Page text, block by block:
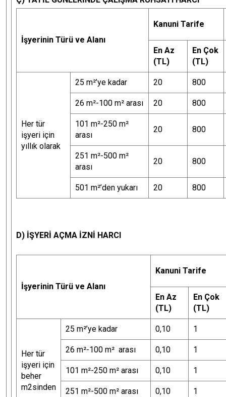
İşyerinin Türü ve Alanı
Kanuni Tarife
En Az
(TL)
En Çok
(TL)
Her tür
işyeri için
yıllık olarak
25 m²’ye kadar 20 800
26 m²-100 m² arası 20 800
101 m²-250 m²
arası
20 800
251 m²-500 m²
arası
20 800
501 m²’den yukarı 20 800
D) İŞYERİ AÇMA İZNİ HARCI
İşyerinin Türü ve Alanı
Kanuni Tarife
En Az
(TL)
En Çok
(TL)
Her tür
işyeri için
beher
m2sinden
25 m²’ye kadar 0,10 1
26 m²-100 m² arası 0,10 1
101 m²-250 m² arası 0,10 1
251 m²-500 m² arası 0,10 1